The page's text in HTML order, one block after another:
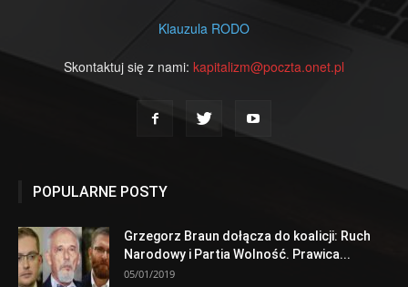
Klauzula RODO
Skontaktuj się z nami: kapitalizm@poczta.onet.pl
POPULARNE POSTY
Grzegorz Braun dołącza do koalicji: Ruch
Narodowy i Partia Wolność. Prawica...
05/01/2019